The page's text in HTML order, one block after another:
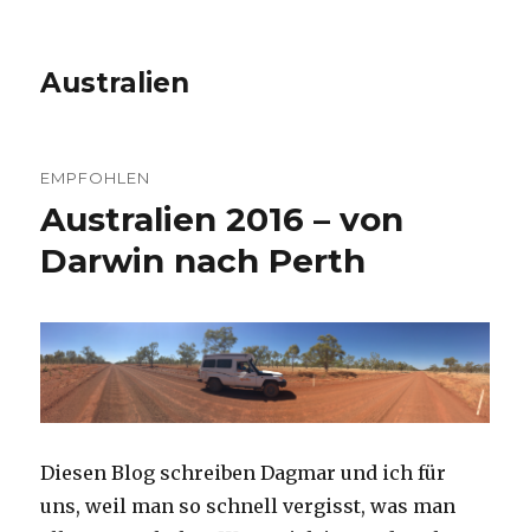
Australien
EMPFOHLEN
Australien 2016 – von
Darwin nach Perth
Diesen Blog schreiben Dagmar und ich für
uns, weil man so schnell vergisst, was man